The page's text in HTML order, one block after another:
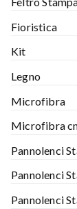
Fioristica
Kit
Legno
Microfibra
Microfibra
Pannolenci
Pannolenci
Pannolenci